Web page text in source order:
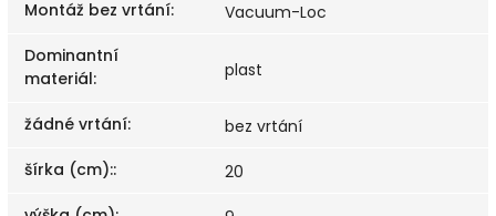
Montáž bez vrtání:
Vacuum-Loc
Dominantní
materiál: plast
žádné vrtání:
bez vrtání
šírka (cm)::
20